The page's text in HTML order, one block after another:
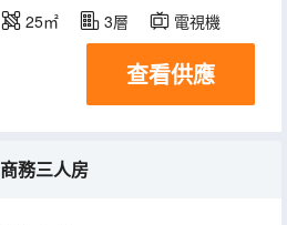
25㎡ 3層 電視機
查看供應
商務三人房